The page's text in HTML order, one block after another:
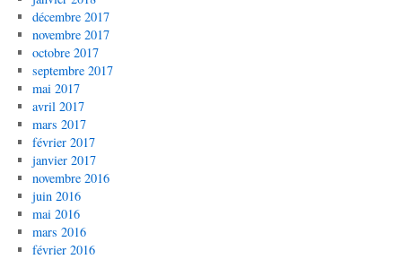
décembre 2017
novembre 2017
octobre 2017
septembre 2017
mai 2017
avril 2017
mars 2017
février 2017
janvier 2017
novembre 2016
juin 2016
mai 2016
mars 2016
février 2016